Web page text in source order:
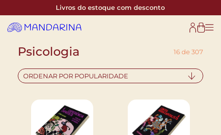
Livros do estoque com desconto
Psicologia 16 de 307
ORDENAR POR POPULARIDADE